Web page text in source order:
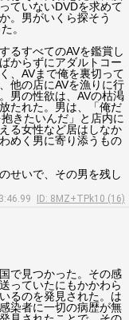
ていないDVDを求めて
。男がいくら探そう
。
るすべてのAVを鑑賞し
からずにアダルトコー
、AVまで俺を裏切って
他の店にAVを漁りに行
男の性欲は、AVの枯渇
たれた。男は、「俺だ
きたいんだ」と店内に
る女性など居はしなか
めく男に寄り添うもの
せいで、その男を残し
ID: 8MZ+TPk10 (16)
で見つかった。その感
っていたにもかかわら
るのを発見された。は
染者に一切の病歴が無